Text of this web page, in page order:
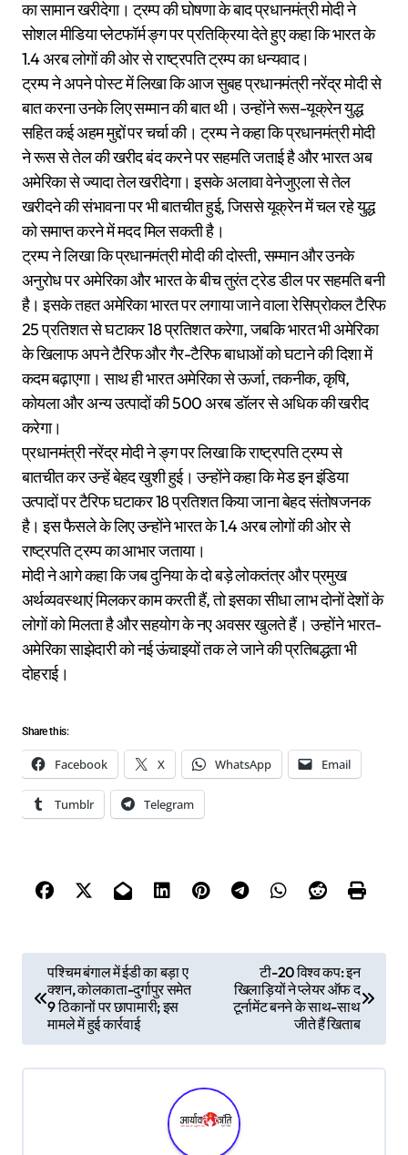
का सामान खरीदेगा। ट्रम्प की घोषणा के बाद प्रधानमंत्री मोदी ने
सोशल मीडिया प्लेटफॉर्म ङ्ग पर प्रतिक्रिया देते हुए कहा कि भारत के
1.4 अरब लोगों की ओर से राष्ट्रपति ट्रम्प का धन्यवाद।
ट्रम्प ने अपने पोस्ट में लिखा कि आज सुबह प्रधानमंत्री नरेंद्र मोदी से
बात करना उनके लिए सम्मान की बात थी। उन्होंने रूस-यूक्रेन युद्ध
सहित कई अहम मुद्दों पर चर्चा की। ट्रम्प ने कहा कि प्रधानमंत्री मोदी
ने रूस से तेल की खरीद बंद करने पर सहमति जताई है और भारत अब
अमेरिका से ज्यादा तेल खरीदेगा। इसके अलावा वेनेजुएला से तेल
खरीदने की संभावना पर भी बातचीत हुई, जिससे यूक्रेन में चल रहे युद्ध
को समाप्त करने में मदद मिल सकती है।
ट्रम्प ने लिखा कि प्रधानमंत्री मोदी की दोस्ती, सम्मान और उनके
अनुरोध पर अमेरिका और भारत के बीच तुरंत ट्रेड डील पर सहमति बनी
है। इसके तहत अमेरिका भारत पर लगाया जाने वाला रेसिप्रोकल टैरिफ
25 प्रतिशत से घटाकर 18 प्रतिशत करेगा, जबकि भारत भी अमेरिका
के खिलाफ अपने टैरिफ और गैर-टैरिफ बाधाओं को घटाने की दिशा में
कदम बढ़ाएगा। साथ ही भारत अमेरिका से ऊर्जा, तकनीक, कृषि,
कोयला और अन्य उत्पादों की 500 अरब डॉलर से अधिक की खरीद
करेगा।
प्रधानमंत्री नरेंद्र मोदी ने ङ्ग पर लिखा कि राष्ट्रपति ट्रम्प से
बातचीत कर उन्हें बेहद खुशी हुई। उन्होंने कहा कि मेड इन इंडिया
उत्पादों पर टैरिफ घटाकर 18 प्रतिशत किया जाना बेहद संतोषजनक
है। इस फैसले के लिए उन्होंने भारत के 1.4 अरब लोगों की ओर से
राष्ट्रपति ट्रम्प का आभार जताया।
मोदी ने आगे कहा कि जब दुनिया के दो बड़े लोकतंत्र और प्रमुख
अर्थव्यवस्थाएं मिलकर काम करती हैं, तो इसका सीधा लाभ दोनों देशों के
लोगों को मिलता है और सहयोग के नए अवसर खुलते हैं। उन्होंने भारत-
अमेरिका साझेदारी को नई ऊंचाइयों तक ले जाने की प्रतिबद्धता भी
दोहराई।
Share this:
Facebook X WhatsApp Email
Tumblr Telegram
पश्चिम बंगाल में ईडी का बड़ा ए
क्शन, कोलकाता-दुर्गापुर समेत
9 ठिकानों पर छापामारी; इस
मामले में हुई कार्रवाई
टी-20 विश्व कप: इन
खिलाड़ियों ने प्लेयर ऑफ द
टूर्नामेंट बनने के साथ-साथ
जीते हैं खिताब